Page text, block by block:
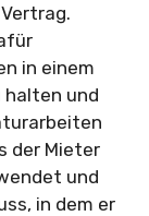
in einem
und
der Mieter
und
in dem er